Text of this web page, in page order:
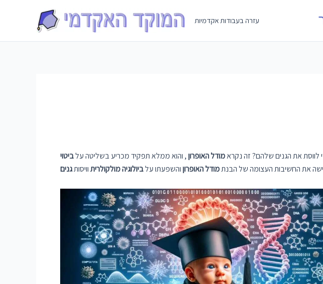
עזרה בעבודות אקדמיות
לווסת את הגנים שלהם? זה נקראמודל האופרון, והוא ממלא תפקיד מכריע בשליטה עלביטוי
את החשיבות העצומה של הבנתמודל האופרוןוהשפעתו עלביולוגיה מולקולריתוויסותגנים